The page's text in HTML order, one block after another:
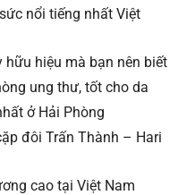
nổi tiếng nhất Việt
hữu hiệu mà bạn nên biết
ung thư, tốt cho da
ở Hải Phòng
đôi Trấn Thành – Hari
cao tại Việt Nam